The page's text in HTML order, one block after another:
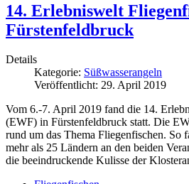
14. Erlebniswelt
Fürstenfeldbruck
Details
Kategorie: Süßwasserangeln
Veröffentlicht: 29. April 2019
Vom 6.-7. April 2019 fand die 14.
(EWF) in Fürstenfeldbruck statt. Die
rund um das Thema Fliegenfischen. So
mehr als 25 Ländern an den beiden
die beeindruckende Kulisse der